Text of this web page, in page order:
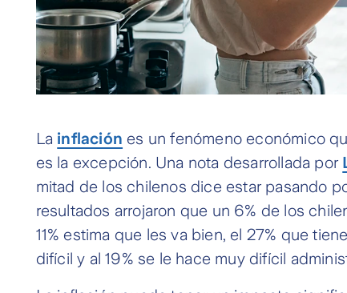
La inflación es un fenómeno económico
es la excepción. Una nota desarrollada por
mitad de los chilenos dice estar pasando
resultados arrojaron que un 6% de los
11% estima que les va bien, el 27% que
difícil y al 19% se le hace muy difícil